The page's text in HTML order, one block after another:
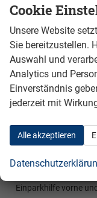
Fußgängerschutz
Pre-Crash zur
ESC. ESP, ABS, ASR
Front Light Assist _
Außen
Rückkamera mit
Einparkhilfe vorne
Cookie
Unsere Website
Sie bereitzustellen.
Auswahl und
Analytics und
Einverständnis
jederzeit mit
Alle akzeptieren